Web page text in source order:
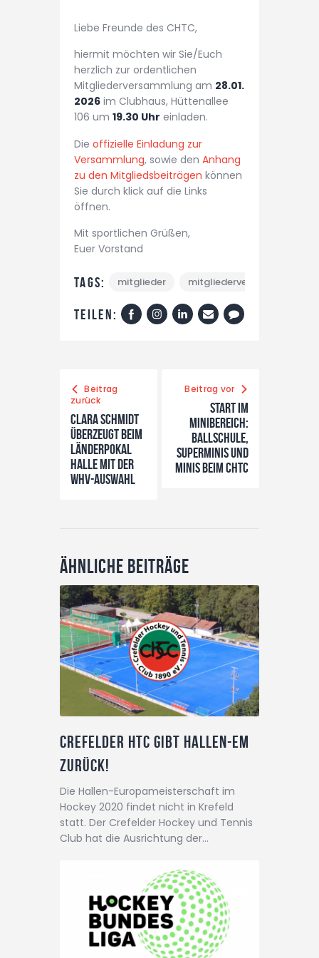
Liebe Freunde des CHTC,
hiermit möchten wir Sie/Euch
herzlich zur ordentlichen
Mitgliederversammlung am 28.01.
2026 im Clubhaus, Hüttenallee
106 um 19.30 Uhr einladen.
Die offizielle Einladung zur
Versammlung, sowie den Anhang
zu den Mitgliedsbeiträgen können
Sie durch klick auf die Links
öffnen.
Mit sportlichen Grüßen,
Euer Vorstand
Tags: mitglieder mitgliederversammlung
Teilen:
Beitrag
zurück
Clara Schmidt
überzeugt beim
Länderpokal
Halle mit der
WHV-Auswahl
Beitrag vor
Start im
Minibereich:
Ballschule,
Superminis und
Minis beim CHTC
Ähnliche Beiträge
Crefelder HTC gibt Hallen-EM
zurück!
Die Hallen-Europameisterschaft im
Hockey 2020 findet nicht in Krefeld
statt. Der Crefelder Hockey und Tennis
Club hat die Ausrichtung der…